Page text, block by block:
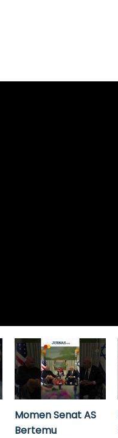
Momen Senat AS
Bertemu